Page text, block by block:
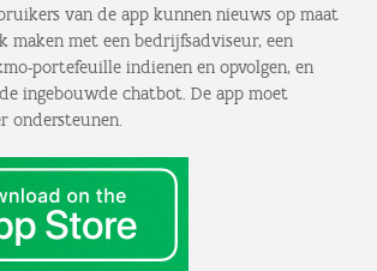
van de app kunnen nieuws op maat
maken met een bedrijfsadviseur, een
portefeuille indienen en opvolgen, en
ingebouwde chatbot. De app moet
ondersteunen.